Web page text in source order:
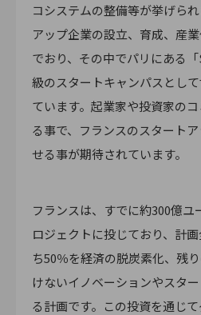
コシステムの整備等が挙げら
アップ企業の設立、育成、産
でおり、その中でパリにある
級のスタートキャンパスとし
ています。起業家や投資家の
る事で、フランスのスタート
せる事が期待されています。
フランスは、すでに約300億
ロジェクトに投じており、計
ち50％を経済の脱炭素化、残
けないイノベーションやスタ
る計画です。この投資を通じ